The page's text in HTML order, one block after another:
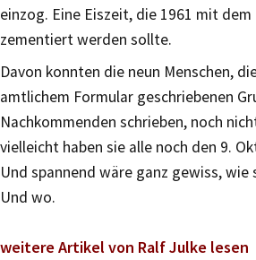
einzog. Eine Eiszeit, die 1961 mit dem
zementiert werden sollte.
Davon konnten die neun Menschen,
amtlichem Formular geschriebenen
Nachkommenden schrieben, noch
vielleicht haben sie alle noch den 9.
Und spannend wäre ganz gewiss, wie
Und wo.
weitere Artikel von Ralf Julke lesen